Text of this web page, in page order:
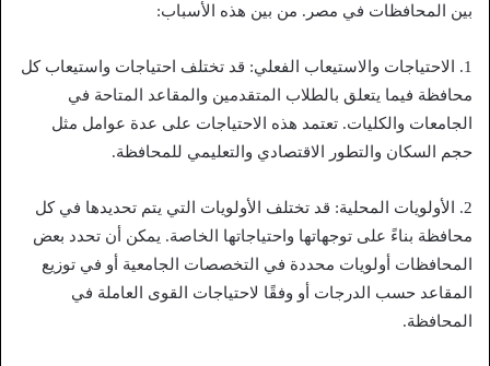
بين المحافظات في مصر. من بين هذه الأسباب:
1. الاحتياجات والاستيعاب الفعلي: قد تختلف احتياجات واستيعاب كل
محافظة فيما يتعلق بالطلاب المتقدمين والمقاعد المتاحة في
الجامعات والكليات. تعتمد هذه الاحتياجات على عدة عوامل مثل
حجم السكان والتطور الاقتصادي والتعليمي للمحافظة.
2. الأولويات المحلية: قد تختلف الأولويات التي يتم تحديدها في كل
محافظة بناءً على توجهاتها واحتياجاتها الخاصة. يمكن أن تحدد بعض
المحافظات أولويات محددة في التخصصات الجامعية أو في توزيع
المقاعد حسب الدرجات أو وفقًا لاحتياجات القوى العاملة في
المحافظة.